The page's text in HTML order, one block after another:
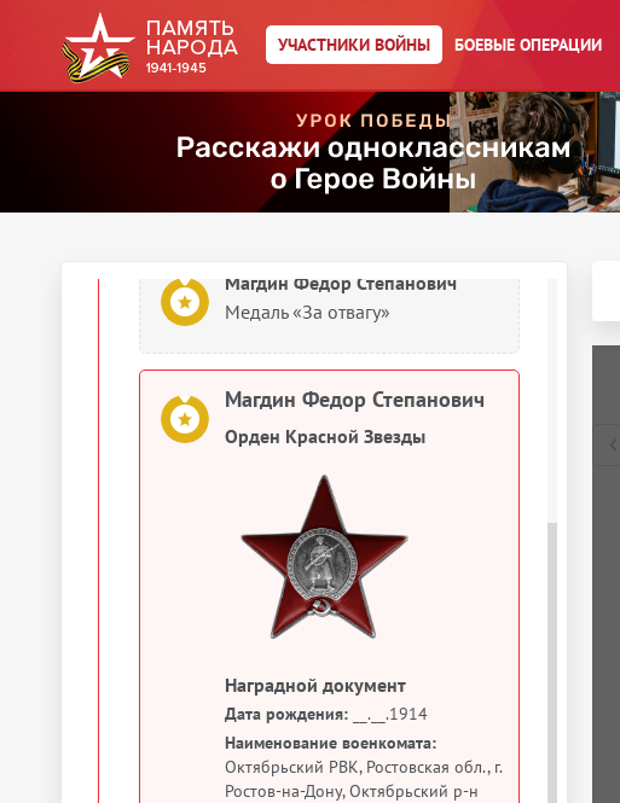
УЧАСТНИКИ ВОЙНЫ БОЕВЫЕ ОПЕРАЦИИ
Упоминается в 12 документах:
Выберите документ ниже
Документы о награждении
Магдин Федор Степанович
Медаль «За отвагу»
Магдин Федор Степанович
Орден Красной Звезды
Наградной документ
Дата рождения: __.__.1914
Наименование военкомата:
Октябрьский РВК, Ростовская обл., г.
Ростов-на-Дону, Октябрьский р-н